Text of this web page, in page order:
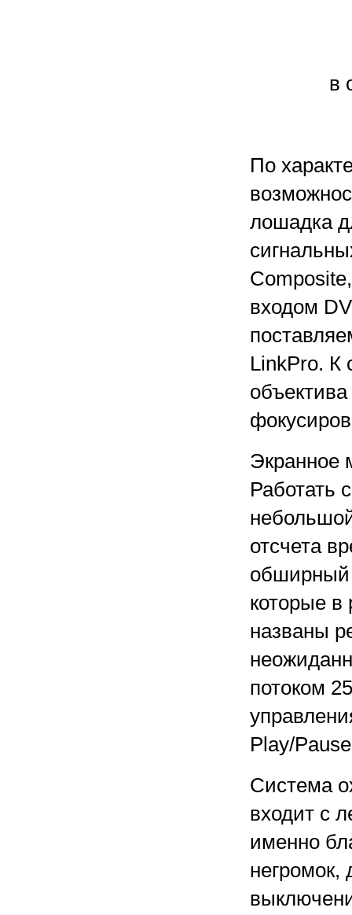
в
По
лошадка
входом
LinkPro. К
Экранное
Работать
отсчета
обширный
которые в
названы
потоком
Play/
Система
входит с
именно
негромок,